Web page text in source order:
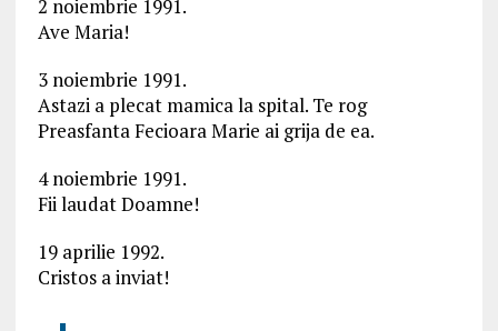
2 noiembrie 1991.
Ave Maria!
3 noiembrie 1991.
Astazi a plecat mamica la spital. Te rog
Preasfanta Fecioara Marie ai grija de ea.
4 noiembrie 1991.
Fii laudat Doamne!
19 aprilie 1992.
Cristos a inviat!